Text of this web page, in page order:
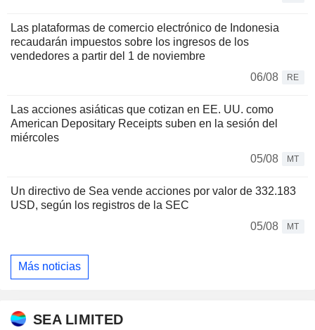
Las plataformas de comercio electrónico de Indonesia
recaudarán impuestos sobre los ingresos de los
vendedores a partir del 1 de noviembre
06/08
RE
Las acciones asiáticas que cotizan en EE. UU. como
American Depositary Receipts suben en la sesión del
miércoles
05/08
MT
Un directivo de Sea vende acciones por valor de 332.183
USD, según los registros de la SEC
05/08
MT
Más noticias
SEA LIMITED